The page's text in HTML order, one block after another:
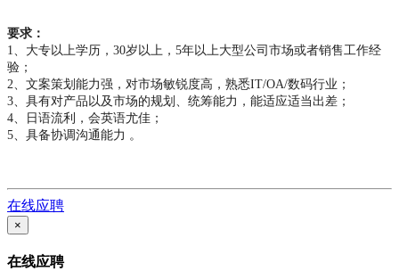
要求：
1、大专以上学历，30岁以上，5年以上大型公司市场或者销售工作经
验；
2、文案策划能力强，对市场敏锐度高，熟悉IT/OA/数码行业；
3、具有对产品以及市场的规划、统筹能力，能适应适当出差；
4、日语流利，会英语尤佳；
5、具备协调沟通能力 。
在线应聘
×
在线应聘